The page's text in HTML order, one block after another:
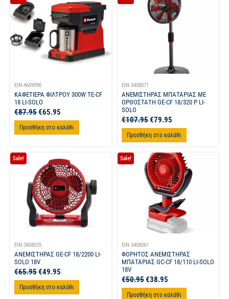
EIN-4609990
ΚΑΦΕΤΙΕΡΑ ΦΙΛΤΡΟΥ 300W TE-CF
18 LI-SOLO
€87.95€65.95
Προσθήκη στο καλάθι
EIN-3408071
ΑΝΕΜΙΣΤΗΡΑΣ ΜΠΑΤΑΡΙΑΣ ΜΕ
ΟΡΘΟΣΤΑΤΗ GE-CF 18/320 P LI-
SOLO
€107.95€79.95
Προσθήκη στο καλάθι
Sale!
EIN-3408035
ΑΝΕΜΙΣΤΗΡΑΣ GE-CF 18/2200 LI-
SOLO 18V
€65.95€49.95
Προσθήκη στο καλάθι
Sale!
EIN-3408061
ΦΟΡΗΤΟΣ ΑΝΕΜΙΣΤΗΡΑΣ
ΜΠΑΤΑΡΙΑΣ GC-CF 18/110 LI-SOLO
18V
€50.95€38.95
Προσθήκη στο καλάθι